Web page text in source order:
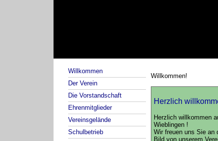
Willkommen
Der Verein
Die Vorstandschaft
Ehrenmitglieder
Vereinsgelände
Schulbetrieb
Willkommen!
Herzlich
Herzlich willkommen
Wieblingen !
Wir freuen uns Sie an
Bild von unserem